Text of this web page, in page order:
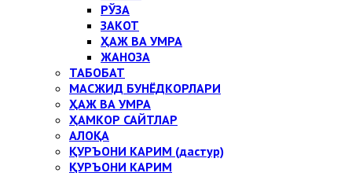
РЎЗА
ЗАКОТ
ҲАЖ ВА УМРА
ЖАНОЗА
ТАБОБАТ
МАСЖИД БУНЁДКОРЛАРИ
ҲАЖ ВА УМРА
ҲАМКОР САЙТЛАР
АЛОҚА
ҚУРЪОНИ КАРИМ (дастур)
ҚУРЪОНИ КАРИМ